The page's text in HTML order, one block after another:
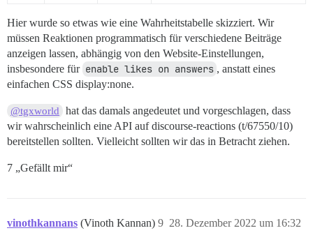
Hier wurde so etwas wie eine Wahrheitstabelle skizziert. Wir
müssen Reaktionen programmatisch für verschiedene Beiträge
anzeigen lassen, abhängig von den Website-Einstellungen,
insbesondere für enable likes on answers , anstatt eines
einfachen CSS display:none.
@tgxworld
hat das damals angedeutet und vorgeschlagen, dass
wir wahrscheinlich eine API auf discourse-reactions (t/67550/10)
bereitstellen sollten. Vielleicht sollten wir das in Betracht ziehen.
7 „Gefällt mir“
vinothkannans (Vinoth Kannan) 28. Dezember 2022 um 16:32
9